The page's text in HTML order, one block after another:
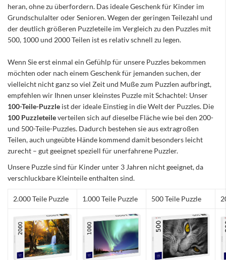
heran, ohne zu überfordern. Das ideale Geschenk für Kinder im
Grundschulalter oder Senioren. Wegen der geringen Teilezahl und
der deutlich größeren Puzzleteile im Vergleich zu den Puzzles mit
500, 1000 und 2000 Teilen ist es relativ schnell zu legen.
Wenn Sie erst einmal ein Gefühlp für unsere Puzzles bekommen
möchten oder nach einem Geschenk für jemanden suchen, der
vielleicht nicht ganz so viel Zeit und Muße zum Puzzlen aufbringt,
empfehlen wir Ihnen unser kleinstes Puzzle mit Schachtel: Unser
100-Teile-Puzzle ist der ideale Einstieg in die Welt der Puzzles. Die
100 Puzzleteileverteilen sich auf dieselbe Fläche wie bei den 200-
und 500-Teile-Puzzles. Dadurch bestehen sie aus extragroßen
Teilen, auch ungeübte Hände kommend damit besonders leicht
zurecht – gut geeignet speziell für unerfahrene Puzzler.
Unsere Puzzle sind für Kinder unter 3 Jahren nicht geeignet, da
verschluckbare Kleinteile enthalten sind.
2.000 Teile Puzzle 1.000 Teile Puzzle 500 Teile Puzzle